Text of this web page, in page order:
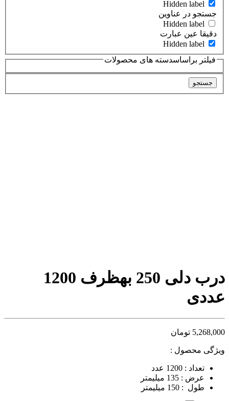
Hidden label
جستجو در عناوین
Hidden label
دقیقا عین عبارت
Hidden label
فیلتر براساسدسته های محصولات
جستجو
درب دلی 250 بهظرف 1200
عددی
5,268,000 تومان
ویژگی محصول :
تعداد : 1200 عدد
عرض : 135 میلیمتر
طول : 150 میلیمتر